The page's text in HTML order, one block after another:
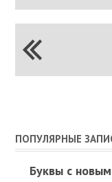
ПОПУЛЯРНЫЕ
Буквы с